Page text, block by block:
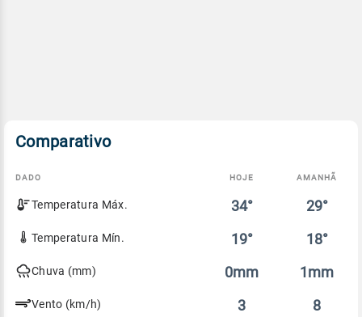
Comparativo
Comparativo
entre
previsão
hoje
DADO HOJE AMANHÃ
Temperatura Máx. 34° 29°
Temperatura Mín. 19° 18°
Chuva (mm) 0mm 1mm
Vento (km/h) 3 8